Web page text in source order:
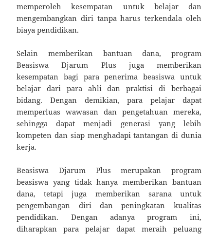
memperoleh kesempatan untuk belajar dan
mengembangkan diri tanpa harus terkendala oleh
biaya pendidikan.
Selain memberikan bantuan dana, program
Beasiswa Djarum Plus juga memberikan
kesempatan bagi para penerima beasiswa untuk
belajar dari para ahli dan praktisi di berbagai
bidang. Dengan demikian, para pelajar dapat
memperluas wawasan dan pengetahuan mereka,
sehingga dapat menjadi generasi yang lebih
kompeten dan siap menghadapi tantangan di dunia
kerja.
Beasiswa Djarum Plus merupakan program
beasiswa yang tidak hanya memberikan bantuan
dana, tetapi juga memberikan sarana untuk
pengembangan diri dan peningkatan kualitas
pendidikan. Dengan adanya program ini,
diharapkan para pelajar dapat meraih peluang